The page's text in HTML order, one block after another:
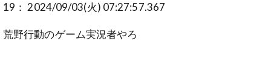
19： 2024/09/03(火) 07:27:57.367
荒野行動のゲーム実況者やろ